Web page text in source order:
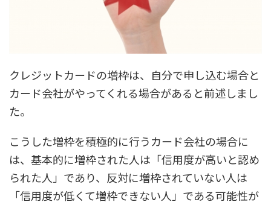
クレジットカードの増枠は、自分で申し込む場合と
カード会社がやってくれる場合があると前述しまし
た。
こうした増枠を積極的に行うカード会社の場合に
は、 基本的に増枠された人は「信用度が高いと認め
られた人」 であり、反対に増枠されていない人は
「信用度が低くて増枠できない人」である可能性が